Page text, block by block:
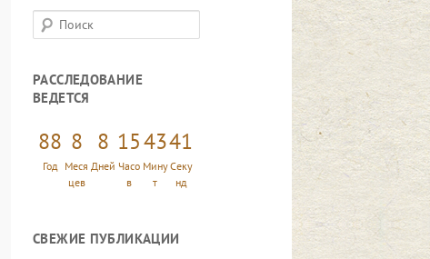
П
о
с
к
РАССЛЕДОВАНИЕ
ВЕДЕТСЯ
88
Год
8
Меся
цев
8
Дней
15
Часо
в
43
Мину
т
43
Секу
нд
СВЕЖИЕ ПУБЛИКАЦИИ